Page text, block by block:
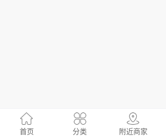
首页 分类 附近商家